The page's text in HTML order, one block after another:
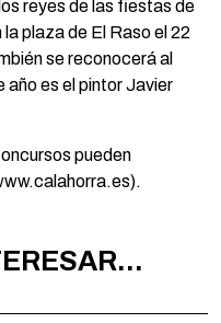
reyes de las fiestas de
plaza de El Raso el 22
se reconocerá al
año es el pintor Javier
pueden